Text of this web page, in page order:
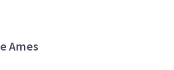
Ames